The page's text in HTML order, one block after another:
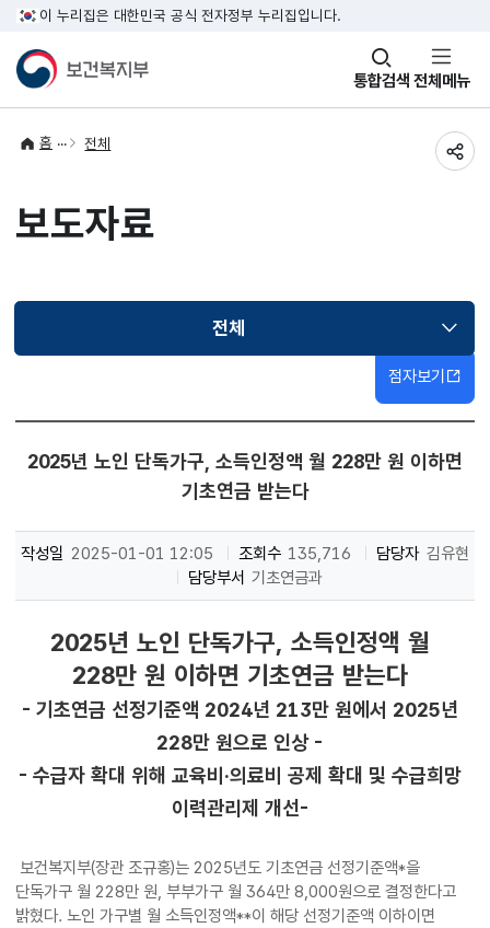
이 누리집은 대한민국 공식 전자정부 누리집입니다.
통합검색
창
열기 전체메뉴
홈 전체
보도자료
전체선택됨
점자보기
2025년 노인 단독가구, 소득인정액 월 228만 원 이하면
기초연금 받는다
작성일 2025-01-01 12:05 조회수 135,716 담당자 김유현
담당부서 기초연금과
2025년 노인 단독가구, 소득인정액 월
228만 원 이하면 기초연금 받는다
- 기초연금 선정기준액 2024년 213만 원에서 2025년
228만 원으로 인상 -
- 수급자 확대 위해 교육비·의료비 공제 확대 및 수급희망
이력관리제 개선-
보건복지부(장관 조규홍)는 2025년도 기초연금 선정기준액*을
단독가구 월 228만 원, 부부가구 월 364만 8,000원으로 결정한다고
밝혔다. 노인 가구별 월 소득인정액**이 해당 선정기준액 이하이면